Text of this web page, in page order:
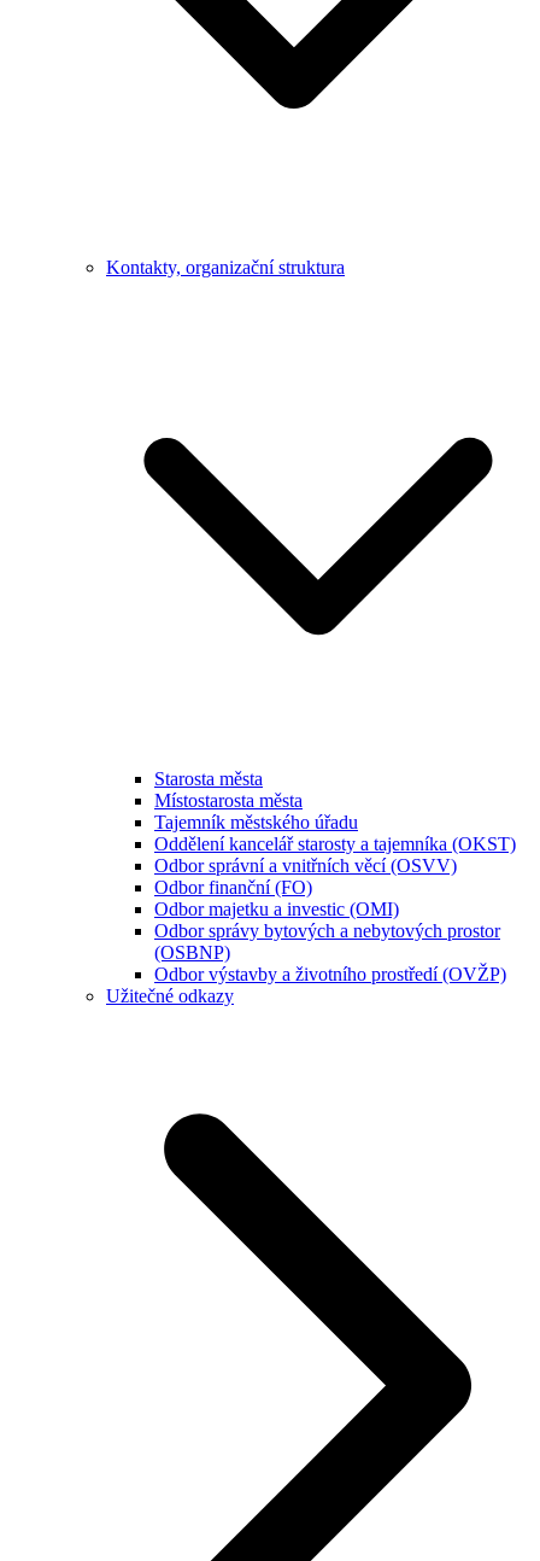
Kontakty, organizační struktura
Starosta města
Místostarosta města
Tajemník městského úřadu
Oddělení kancelář starosty a tajemníka (OKST)
Odbor správní a vnitřních věcí (OSVV)
Odbor finanční (FO)
Odbor majetku a investic (OMI)
Odbor správy bytových a nebytových prostor
(OSBNP)
Odbor výstavby a životního prostředí (OVŽP)
Užitečné odkazy